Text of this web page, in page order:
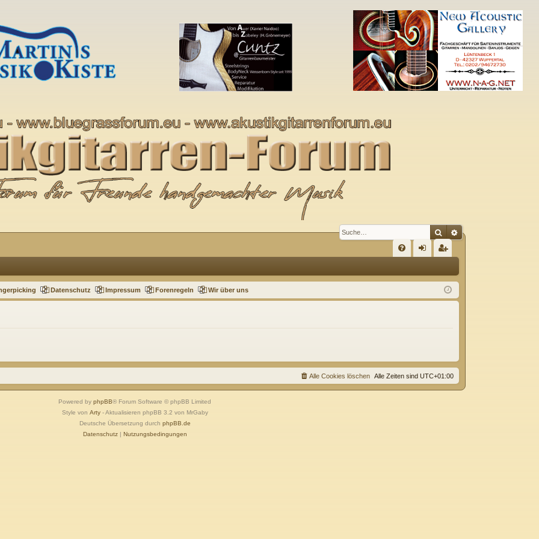
SucheErweiterte Suche
S
Q m
el
ist
rie
Datenschutz Impressum Forenregeln Wir über uns
Alle Zeiten sind UTC+01:00
Alle Cookies löschen
Powered by phpBB® Forum Software © phpBB Limited
Style von Arty- Aktualisieren phpBB 3.2 von MrGaby
Deutsche Übersetzung durch phpBB.de
Datenschutz| Nutzungsbedingungen